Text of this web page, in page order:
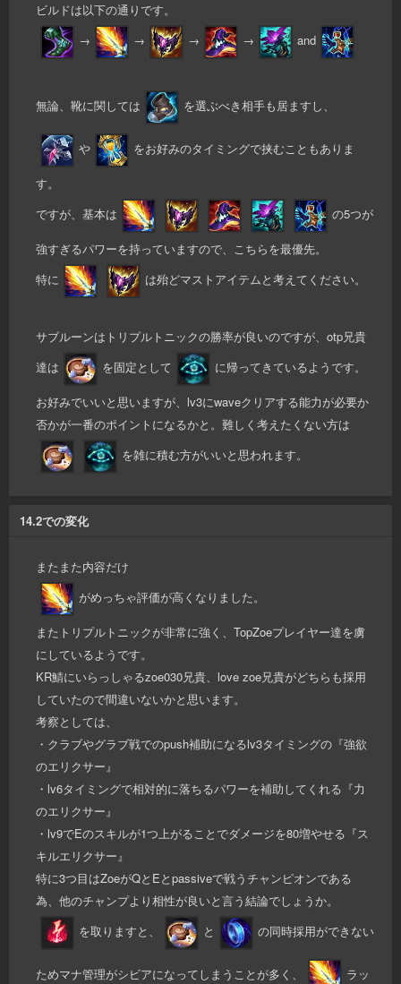
ビルドは以下の通りです。
→
→ → → and
無論、靴に関しては を選ぶべき相手も居ますし、
や をお好みのタイミングで挟むこともありま
す。
ですが、基本は
の5つが
強すぎるパワーを持っていますので、こちらを最優先。
特に
は殆どマストアイテムと考えてください。
サブルーンはトリプルトニックの勝率が良いのですが、otp兄貴
達は
を固定として に帰ってきているようです。
お好みでいいと思いますが、lv3にwaveクリアする能力が必要か
否かが一番のポイントになるかと。難しく考えたくない方は
を雑に積む方がいいと思われます。
14.2での変化
またまた内容だけ
がめっちゃ評価が高くなりました。
またトリプルトニックが非常に強く、TopZoeプレイヤー達を虜
にしているようです。
KR鯖にいらっしゃるzoe030兄貴、love zoe兄貴がどちらも採用
していたので間違いないかと思います。
考察としては、
・クラブやグラブ戦でのpush補助になるlv3タイミングの『強欲
のエリクサー』
・lv6タイミングで相対的に落ちるパワーを補助してくれる『力
のエリクサー』
・lv9でEのスキルが1つ上がることでダメージを80増やせる『ス
キルエリクサー』
特に3つ目はZoeがQとEとpassiveで戦うチャンピオンである
為、他のチャンプより相性が良いと言う結論でしょうか。
を取りますと、
と の同時採用ができない
ためマナ管理がシビアになってしまうことが多く、 ラッ